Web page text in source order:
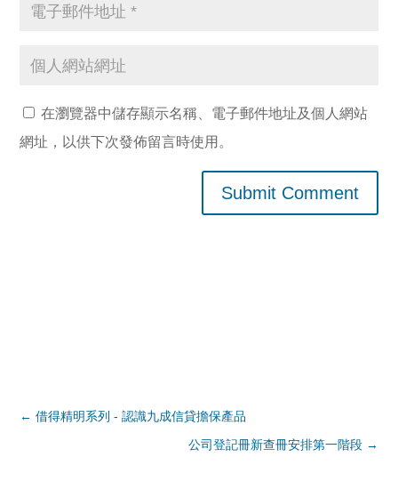
在瀏覽器中儲存顯示名稱、電子郵件地址及個人網站
網址，以供下次發佈留言時使用。
Submit Comment
←借得精明系列 - 認識九成信貸擔保產品
公司登記冊新查冊安排第一階段→